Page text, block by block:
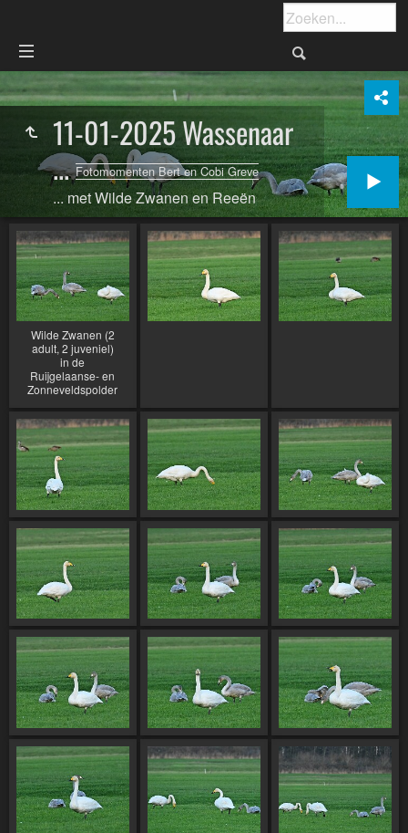
11-01-2025 Wassenaar
...Fotomomenten Bert en Cobi Greve
... met Wilde Zwanen en Reeën
Wilde Zwanen (2
adult, 2 juveniel)
in de
Ruijgelaanse- en
Zonneveldspolder